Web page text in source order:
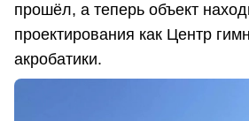
прошёл, а теперь объект
проектирования как Центр
акробатики.